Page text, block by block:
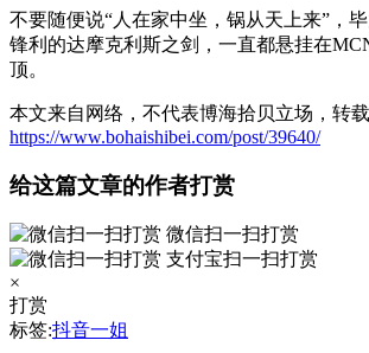
不要随便说“人在家中坐，锅从天上来”，
锋利的达摩克利斯之剑，一直都悬挂在
顶。
本文来自网络，不代表博海拾贝立场，转
https://www.bohaishibei.com/post/39640/
给这篇文章的作者打赏
微信扫一扫打赏
支付宝扫一扫打赏
×
打赏
标签:抖音一姐